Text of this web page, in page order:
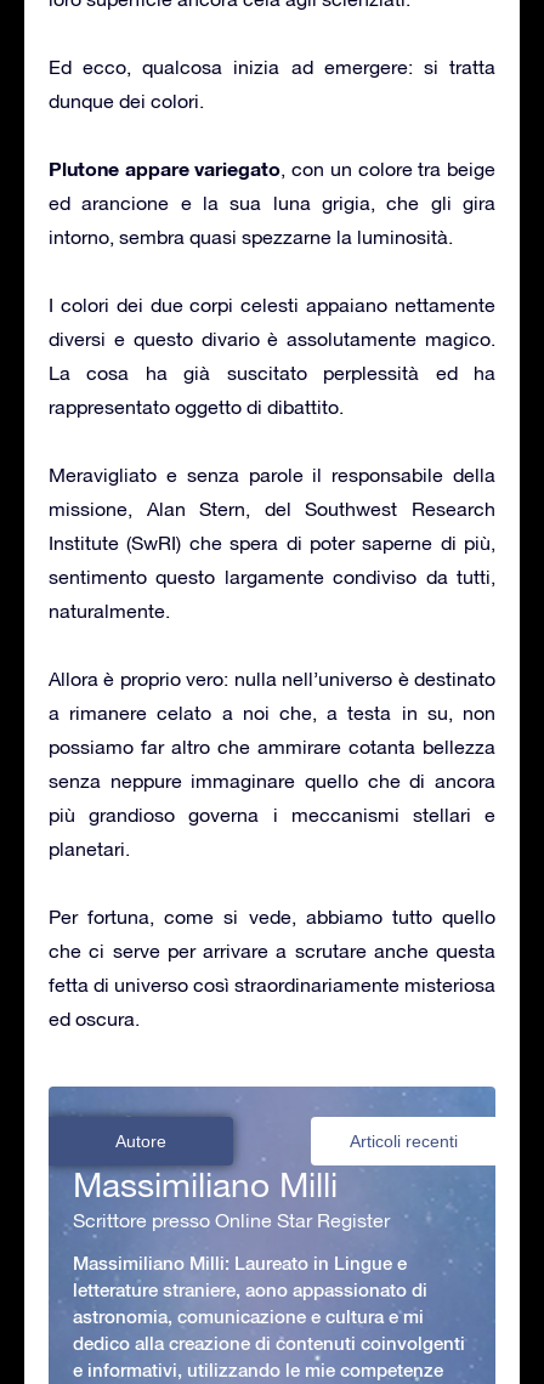
Ed ecco, qualcosa inizia ad emergere: si tratta
dunque dei colori.
Plutone appare variegato, con un colore tra beige
ed arancione e la sua luna grigia, che gli gira
intorno, sembra quasi spezzarne la luminosità.
I colori dei due corpi celesti appaiano nettamente
diversi e questo divario è assolutamente magico.
La cosa ha già suscitato perplessità ed ha
rappresentato oggetto di dibattito.
Meravigliato e senza parole il responsabile della
missione, Alan Stern, del Southwest Research
Institute (SwRI) che spera di poter saperne di più,
sentimento questo largamente condiviso da tutti,
naturalmente.
Allora è proprio vero: nulla nell’universo è destinato
a rimanere celato a noi che, a testa in su, non
possiamo far altro che ammirare cotanta bellezza
senza neppure immaginare quello che di ancora
più grandioso governa i meccanismi stellari e
planetari.
Per fortuna, come si vede, abbiamo tutto quello
che ci serve per arrivare a scrutare anche questa
fetta di universo così straordinariamente misteriosa
ed oscura.
Autore Articoli recenti
Massimiliano Milli
Scrittore presso Online Star Register
Massimiliano Milli: Laureato in Lingue e
letterature straniere, aono appassionato di
astronomia, comunicazione e cultura e mi
dedico alla creazione di contenuti coinvolgenti
e informativi, utilizzando le mie competenze